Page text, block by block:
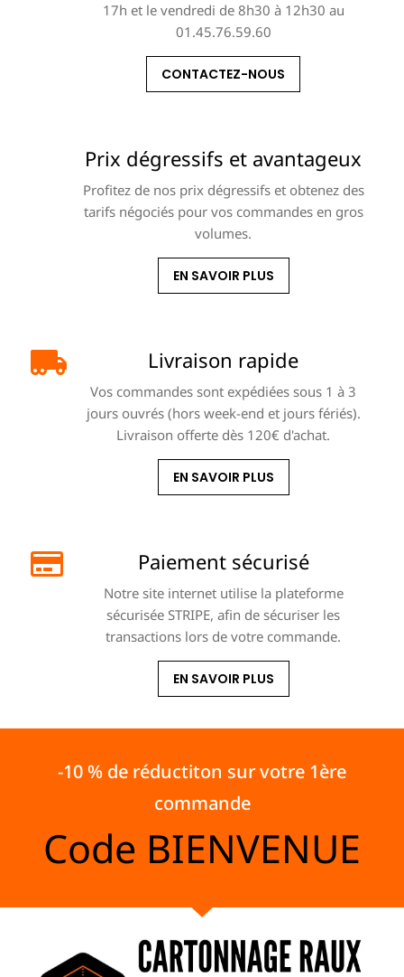
17h et le vendredi de 8h30 à 12h30 au
01.45.76.59.60
CONTACTEZ-NOUS
Prix dégressifs et avantageux
Profitez de nos prix dégressifs et obtenez des
tarifs négociés pour vos commandes en gros
volumes.
EN SAVOIR PLUS
Livraison rapide
Vos commandes sont expédiées sous 1 à 3
jours ouvrés (hors week-end et jours fériés).
Livraison offerte dès 120€ d'achat.
EN SAVOIR PLUS
Paiement sécurisé
Notre site internet utilise la plateforme
sécurisée STRIPE, afin de sécuriser les
transactions lors de votre commande.
EN SAVOIR PLUS
-10 % de réductiton sur votre 1ère
commande
Code BIENVENUE